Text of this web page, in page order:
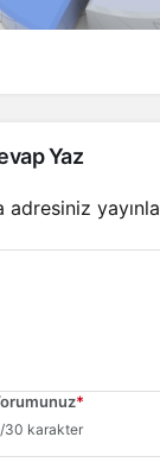
Yaz
adresiniz
*
/30 karakter